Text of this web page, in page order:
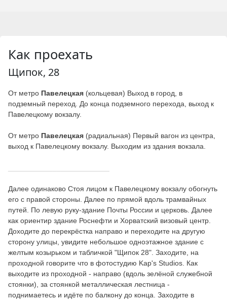
Как проехать
Щипок, 28
От метро Павелецкая (кольцевая) Выход в город, в
подземный переход. До конца подземного перехода, выход к
Павелецкому вокзалу.
От метро Павелецкая (радиальная) Первый вагон из центра,
выход к Павелецкому вокзалу. Выходим из здания вокзала.
Далее одинаково Стоя лицом к Павелецкому вокзалу обогнуть
его с правой стороны. Далее по прямой вдоль трамвайных
путей. По левую руку-здание Почты России и церковь. Далее
как ориентир здание Роснефти и Хорватский визовый центр.
Доходите до перекрёстка направо и переходите на другую
сторону улицы, увидите небольшое одноэтажное здание с
желтым козырьком и табличкой "Щипок 28". Заходите, на
проходной говорите что в фотостудию Kap's Studios. Как
выходите из проходной - направо (вдоль зелёной служебной
стоянки), за стоянкой металлическая лестница -
поднимаетесь и идёте по балкону до конца. Заходите в